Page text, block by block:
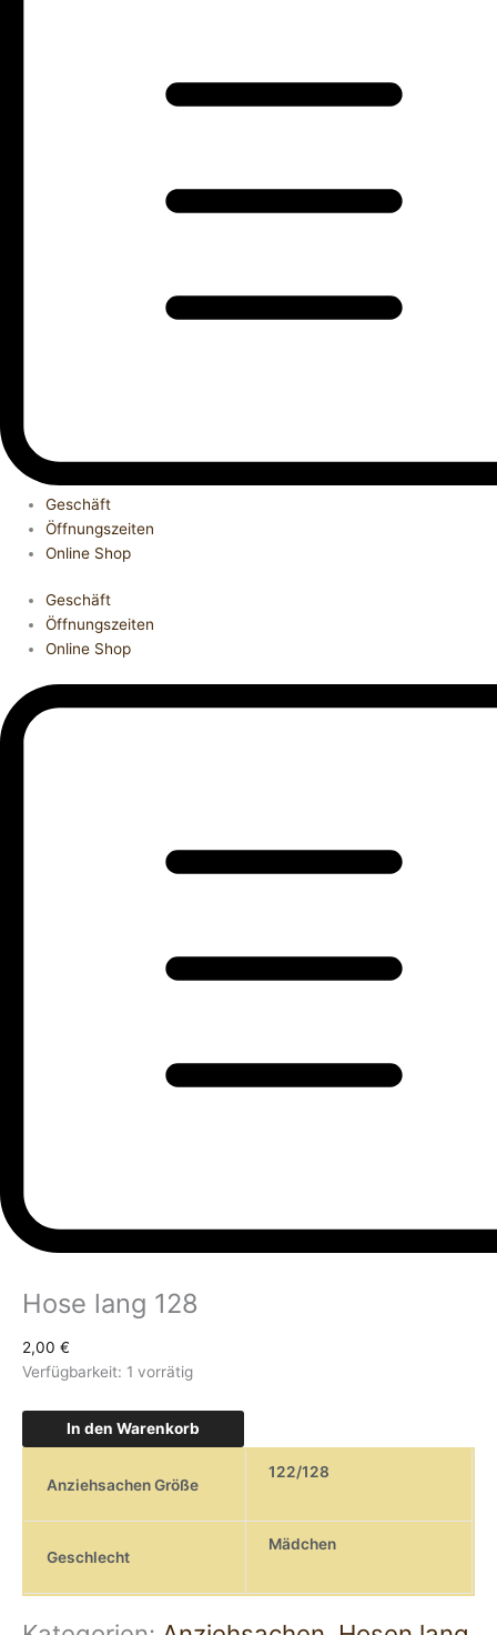
Geschäft
Öffnungszeiten
Online Shop
Geschäft
Öffnungszeiten
Online Shop
Hose lang 128
2,00 €
Verfügbarkeit: 1 vorrätig
In den Warenkorb
Anziehsachen Größe
122/128
Geschlecht
Mädchen